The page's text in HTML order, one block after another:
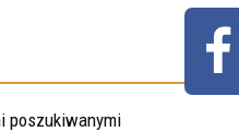
poszukiwanymi